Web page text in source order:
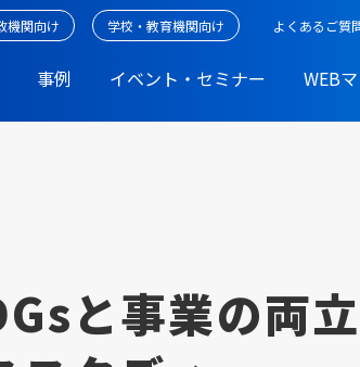
機関向け 学校・教育機関向け よくあるご質
事例 イベント・セミナー WEB
と事業の両